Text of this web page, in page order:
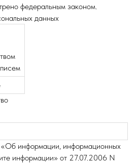
федеральным законом.
данных
информации, информационных
информации» от 27.07.2006 N